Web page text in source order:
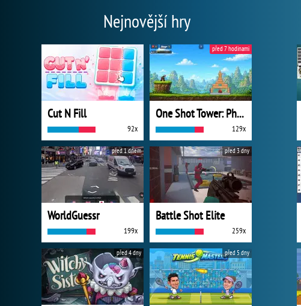
Nejnovější hry
Cut N Fill
92x
One Shot Tower: Physics Destroyer
129x
před 7 hodinami
WorldGuessr
199x
před 1 dnem
Battle Shot Elite
259x
před 3 dny
před 4 dny před 5 dny